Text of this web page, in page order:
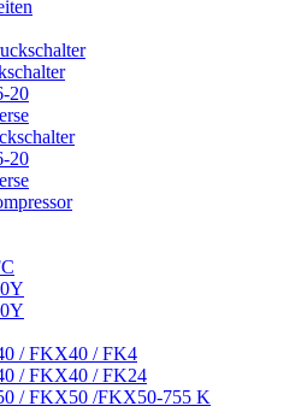
20
20
/ FKX40 / FK4
/ FKX40 / FK24
/ FKX50 /FKX50-755 K